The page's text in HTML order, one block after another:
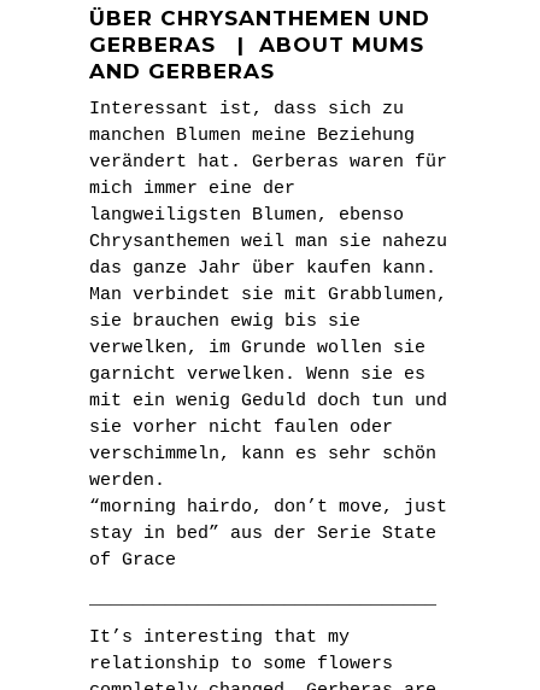
ÜBER CHRYSANTHEMEN UND
GERBERAS | ABOUT MUMS
AND GERBERAS
Interessant ist, dass sich zu
manchen Blumen meine Beziehung
verändert hat. Gerberas waren für
mich immer eine der
langweiligsten Blumen, ebenso
Chrysanthemen weil man sie nahezu
das ganze Jahr über kaufen kann.
Man verbindet sie mit Grabblumen,
sie brauchen ewig bis sie
verwelken, im Grunde wollen sie
garnicht verwelken. Wenn sie es
mit ein wenig Geduld doch tun und
sie vorher nicht faulen oder
verschimmeln, kann es sehr schön
werden.
“morning hairdo, don’t move, just
stay in bed” aus der Serie State
of Grace
It’s interesting that my
relationship to some flowers